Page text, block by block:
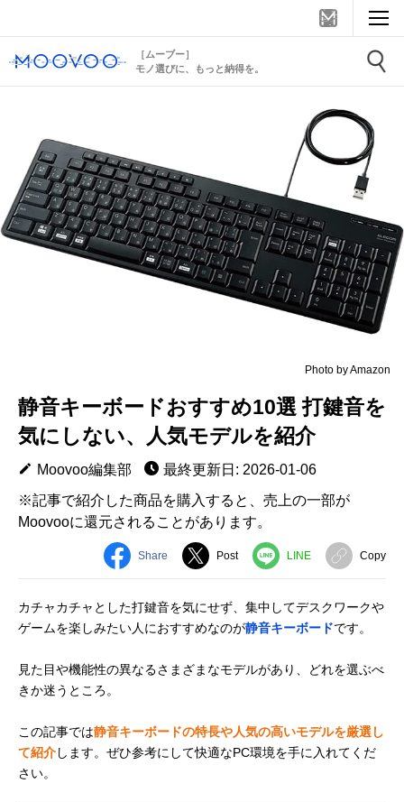
［ムーブー］
モノ選びに、もっと納得を。
Photo by Amazon
静音キーボードおすすめ10選 打鍵音を
気にしない、人気モデルを紹介
Moovoo編集部
最終更新日: 2026-01-06
※記事で紹介した商品を購入すると、売上の一部が
Moovooに還元されることがあります。
Share Post LINE Copy
カチャカチャとした打鍵音を気にせず、集中してデスクワークや
ゲームを楽しみたい人におすすめなのが静音キーボードです。
見た目や機能性の異なるさまざまなモデルがあり、どれを選ぶべ
きか迷うところ。
この記事では静音キーボードの特長や人気の高いモデルを厳選し
て紹介します。ぜひ参考にして快適なPC環境を手に入れてくだ
さい。